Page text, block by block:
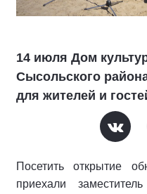
14 июля Дом
Сысольского
для жителей и
Посетить открытие
приехали